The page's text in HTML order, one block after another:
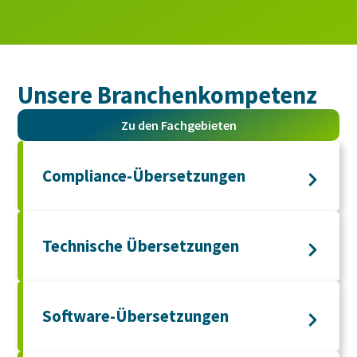
Unsere Branchen­kompetenz
Zu den Fachgebieten
Compliance-Übersetzungen
Technische Übersetzungen
Software-Übersetzungen